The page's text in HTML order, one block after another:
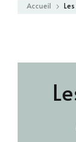
Accueil